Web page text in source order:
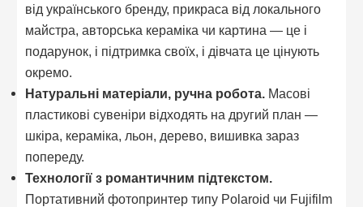
від українського бренду, прикраса від локального
майстра, авторська кераміка чи картина — це і
подарунок, і підтримка своїх, і дівчата це цінують
окремо.
Натуральні матеріали, ручна робота. Масові
пластикові сувеніри відходять на другий план —
шкіра, кераміка, льон, дерево, вишивка зараз
попереду.
Технології з романтичним підтекстом.
Портативний фотопринтер типу Polaroid чи Fujifilm